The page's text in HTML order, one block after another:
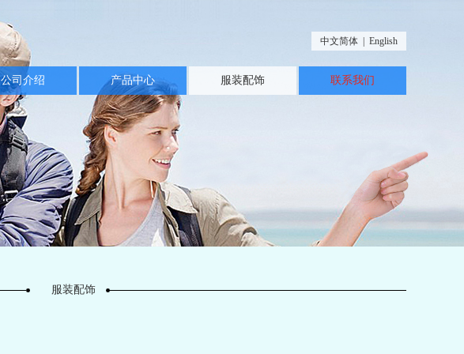
中文简体 English
公司介绍 产品中心 服装配饰 联系我们
服装配饰